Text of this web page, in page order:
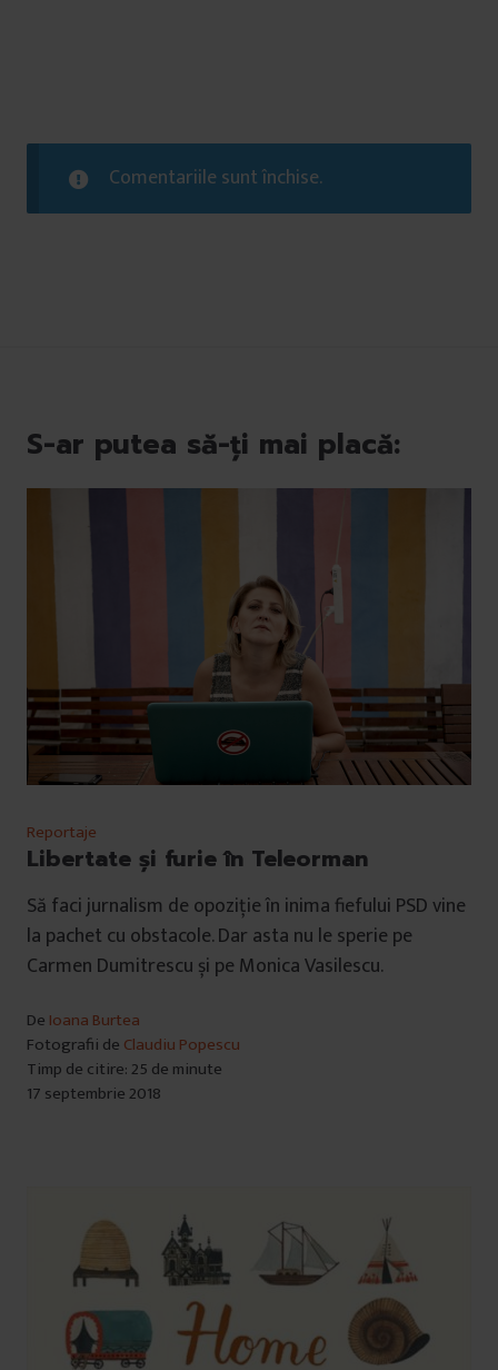
Comentariile sunt închise.
S-ar putea să-ți mai placă:
Reportaje
Libertate și furie în Teleorman
Să faci jurnalism de opoziție în inima fiefului PSD vine
la pachet cu obstacole. Dar asta nu le sperie pe
Carmen Dumitrescu și pe Monica Vasilescu.
De Ioana Burtea
Fotografii de Claudiu Popescu
Timp de citire: 25 de minute
17 septembrie 2018